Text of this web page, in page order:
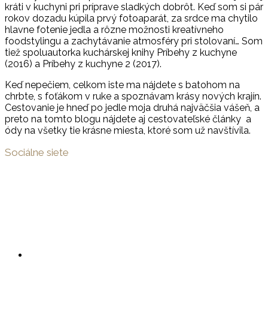
kráti v kuchyni pri príprave sladkých dobrôt. Keď som si pár
rokov dozadu kúpila prvý fotoaparát, za srdce ma chytilo
hlavne fotenie jedla a rôzne možnosti kreatívneho
foodstylingu a zachytávanie atmosféry pri stolovaní… Som
tiež spoluautorka kuchárskej knihy Príbehy z kuchyne
(2016) a Príbehy z kuchyne 2 (2017).
Keď nepečiem, celkom iste ma nájdete s batohom na
chrbte, s foťákom v ruke a spoznávam krásy nových krajín.
Cestovanie je hneď po jedle moja druhá najväčšia vášeň, a
preto na tomto blogu nájdete aj cestovateľské články a
ódy na všetky tie krásne miesta, ktoré som už navštívila.
Sociálne siete